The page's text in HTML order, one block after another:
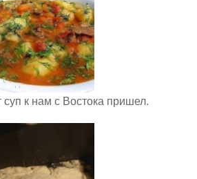
к нам с Востока пришел.